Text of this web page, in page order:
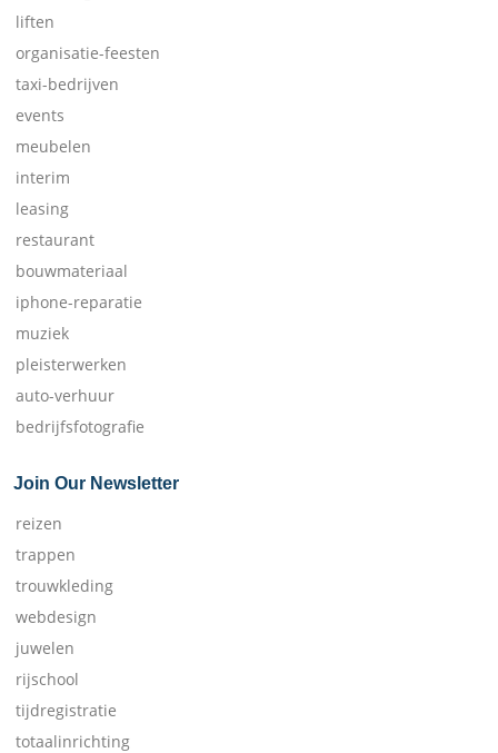
liften
organisatie-feesten
taxi-bedrijven
events
meubelen
interim
leasing
restaurant
bouwmateriaal
iphone-reparatie
muziek
pleisterwerken
auto-verhuur
bedrijfsfotografie
Join Our Newsletter
reizen
trappen
trouwkleding
webdesign
juwelen
rijschool
tijdregistratie
totaalinrichting